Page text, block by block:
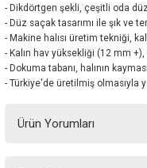
- Dikdörtgen şekli, çeşitli oda
- Düz saçak tasarımı ile şık ve
- Makine halısı üretim tekniği,
- Kalın hav yüksekliği (12 mm
- Dokuma tabanı, halının
- Türkiye'de üretilmiş olmasıyla
Ürün Yorumları